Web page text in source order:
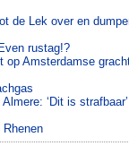
de Lek over en
rustag!?
op Amsterdamse
‘Dit is strafbaar’